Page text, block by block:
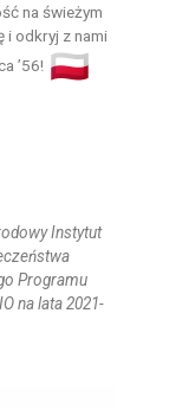
na świeżym
i odkryj z nami
’56!
Instytut
Programu
na lata 2021-